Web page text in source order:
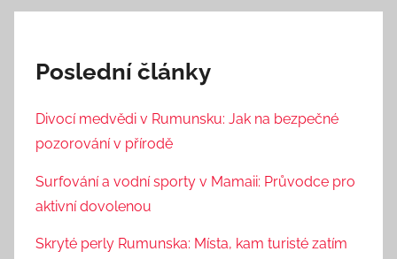
Poslední články
Divocí medvědi v Rumunsku: Jak na bezpečné
pozorování v přírodě
Surfování a vodní sporty v Mamaii: Průvodce pro
aktivní dovolenou
Skryté perly Rumunska: Místa, kam turisté zatím